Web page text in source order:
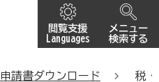
閲覧支援
Languages
メニュー
検索する
申請書ダウンロード 税